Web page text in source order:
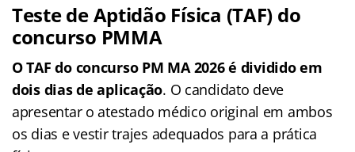
Teste de Aptidão Física (TAF) do
concurso PMMA
O TAF do concurso PM MA 2026 é dividido em
dois dias de aplicação. O candidato deve
apresentar o atestado médico original em ambos
os dias e vestir trajes adequados para a prática